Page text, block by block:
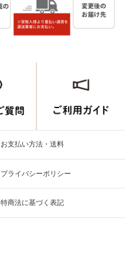
お支払い方法・送料
プライバシーポリシー
特商法に基づく表記